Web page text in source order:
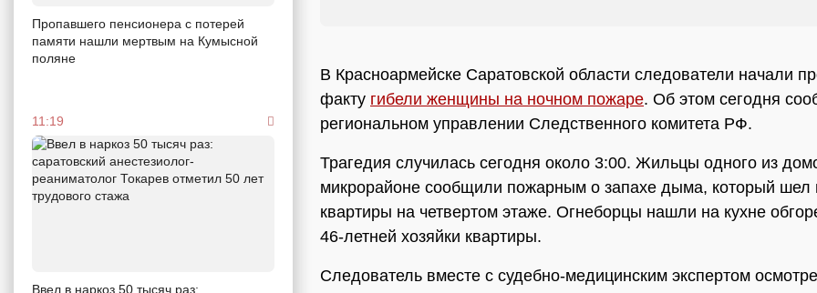
Пропавшего пенсионера с потерей
памяти нашли мертвым на Кумысной
поляне
11:19
Ввел в наркоз 50 тысяч раз:
В Красноармейске Саратовской области следователи начали
факту гибели женщины на ночном пожаре. Об этом сегодня
региональном управлении Следственного комитета РФ.
Трагедия случилась сегодня около 3:00. Жильцы одного из
микрорайоне сообщили пожарным о запахе дыма, который шел
квартиры на четвертом этаже. Огнеборцы нашли на кухне
46-летней хозяйки квартиры.
Следователь вместе с судебно-медицинским экспертом